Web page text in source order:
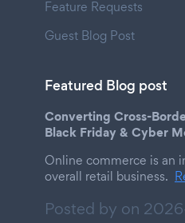
Feature Requests
Guest Blog Post
Featured Blog post
Converting Cross-
Black Friday & Cyber
Online commerce is an
overall retail business.
Posted by on